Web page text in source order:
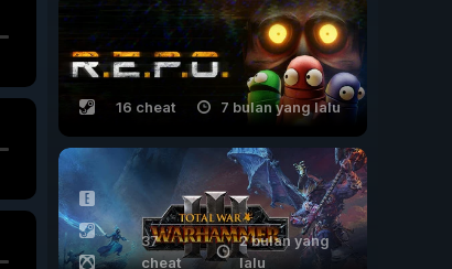
16 cheat 7 bulan yang lalu
37
cheat
2 bulan yang
lalu